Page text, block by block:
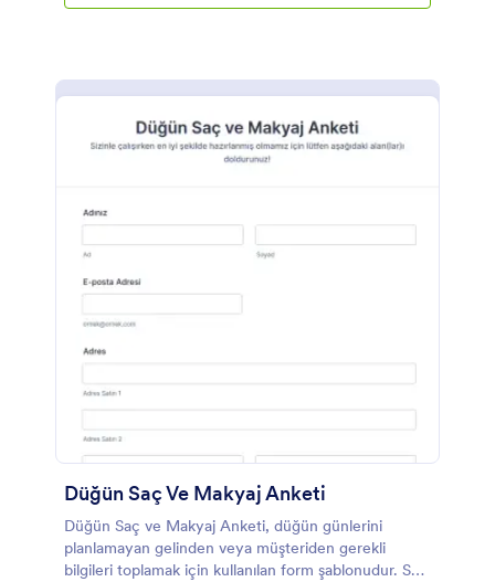
Düğün Saç Ve Makyaj Anketi
Düğün Saç ve Makyaj Anketi, düğün günlerini
planlamayan gelinden veya müşteriden gerekli
bilgileri toplamak için kullanılan form şablonudur. Saç